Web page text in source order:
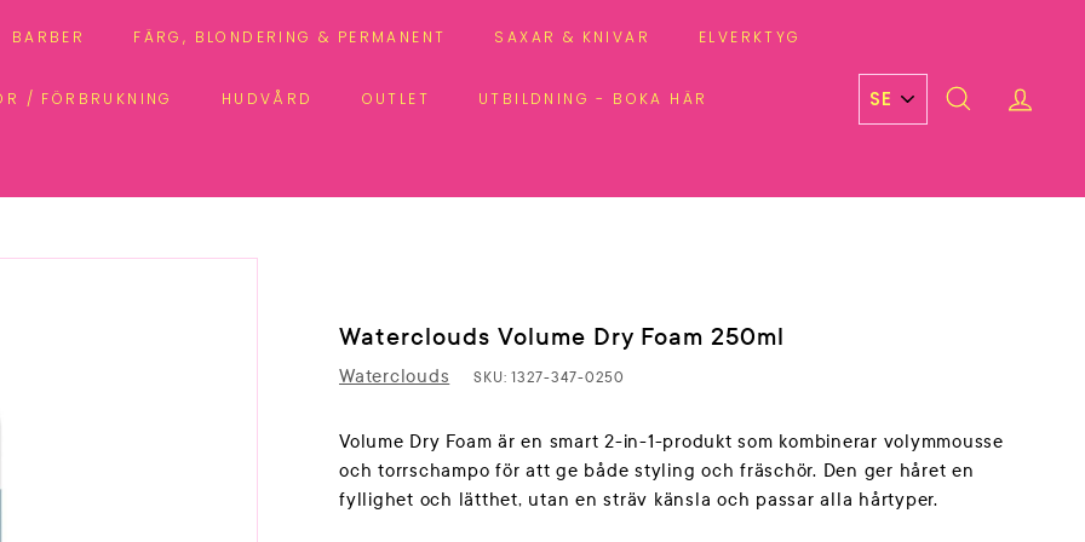
BARBER FÄRG, BLONDERING & PERMANENT SAXAR & KNIVAR ELVERKTYG
/ FÖRBRUKNING HUDVÅRD OUTLET UTBILDNING - BOKA HÄR SEARCH
Waterclouds Volume Dry Foam 250ml
Waterclouds SKU: 1327-347-0250
Volume Dry Foam är en smart 2-in-1-produkt som kombinerar volymmousse
och torrschampo för att ge både styling och fräschör. Den ger håret en
fyllighet och lätthet, utan en sträv känsla och passar alla hårtyper.